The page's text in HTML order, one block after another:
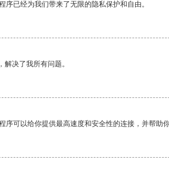
序已经为我们带来了无限的隐私保护和自由。
决了我所有问题。
序可以给你提供最高速度和安全性的连接，并帮助